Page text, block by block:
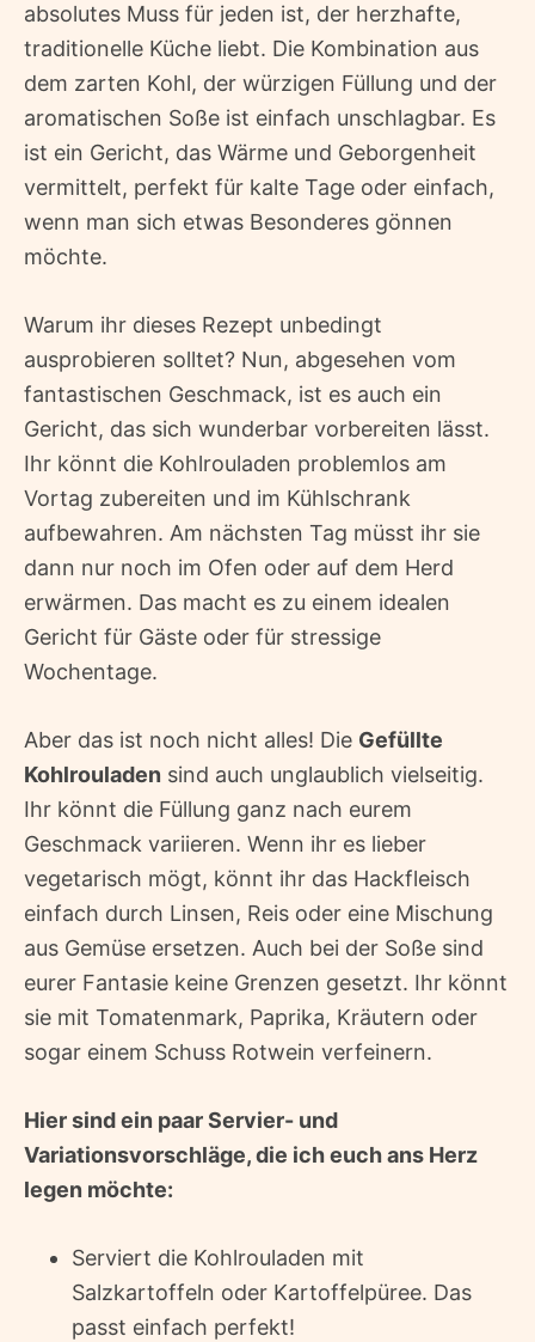
absolutes Muss für jeden ist, der herzhafte,
traditionelle Küche liebt. Die Kombination aus
dem zarten Kohl, der würzigen Füllung und der
aromatischen Soße ist einfach unschlagbar. Es
ist ein Gericht, das Wärme und Geborgenheit
vermittelt, perfekt für kalte Tage oder einfach,
wenn man sich etwas Besonderes gönnen
möchte.
Warum ihr dieses Rezept unbedingt
ausprobieren solltet? Nun, abgesehen vom
fantastischen Geschmack, ist es auch ein
Gericht, das sich wunderbar vorbereiten lässt.
Ihr könnt die Kohlrouladen problemlos am
Vortag zubereiten und im Kühlschrank
aufbewahren. Am nächsten Tag müsst ihr sie
dann nur noch im Ofen oder auf dem Herd
erwärmen. Das macht es zu einem idealen
Gericht für Gäste oder für stressige
Wochentage.
Aber das ist noch nicht alles! Die Gefüllte
Kohlrouladen sind auch unglaublich vielseitig.
Ihr könnt die Füllung ganz nach eurem
Geschmack variieren. Wenn ihr es lieber
vegetarisch mögt, könnt ihr das Hackfleisch
einfach durch Linsen, Reis oder eine Mischung
aus Gemüse ersetzen. Auch bei der Soße sind
eurer Fantasie keine Grenzen gesetzt. Ihr könnt
sie mit Tomatenmark, Paprika, Kräutern oder
sogar einem Schuss Rotwein verfeinern.
Hier sind ein paar Servier- und
Variationsvorschläge, die ich euch ans Herz
legen möchte:
Serviert die Kohlrouladen mit
Salzkartoffeln oder Kartoffelpüree. Das
passt einfach perfekt!